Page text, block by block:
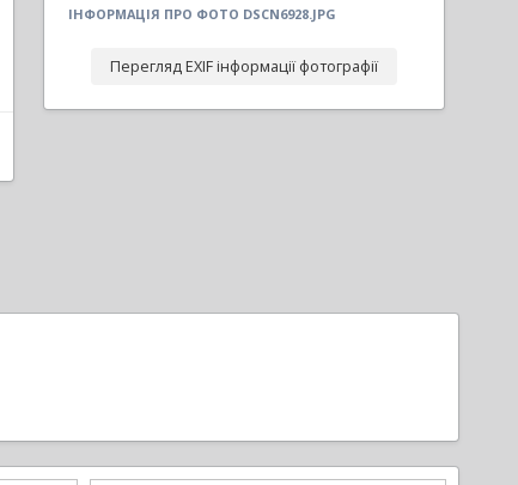
ІНФОРМАЦІЯ ПРО ФОТО DSCN6928.JPG
Перегляд EXIF інформації фотографії